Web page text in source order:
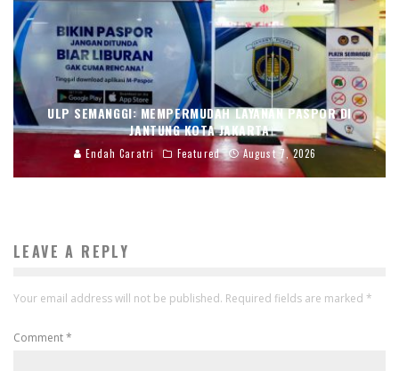
ULP SEMANGGI: MEMPERMUDAH LAYANAN PASPOR DI
JANTUNG KOTA JAKARTA
Endah Caratri Featured August 7, 2026
LEAVE A REPLY
Your email address will not be published. Required fields are marked *
Comment*